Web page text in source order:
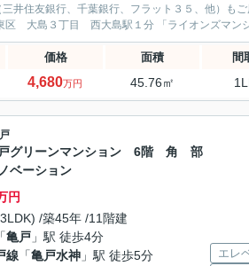
井住友銀行、千葉銀行、フラット３５、他）も
軽にお問合せください。 オリンピアホーム
価格 面積 間
4,680万円 45.76㎡
戸グリーンマンション 6階 角 部
ーション
円
/築45年 /11階建
「亀戸 」駅 徒歩4分
線 「亀戸水神 」駅 徒歩5分
エレ